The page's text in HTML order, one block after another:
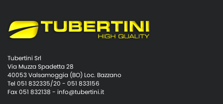
Tubertini Srl
Via Muzza Spadetta 28
40053 Valsamoggia (BO) Loc. Bazzano
Tel 051 832335/20 - 051 833156
Fax 051 832138 - info@tubertini.it